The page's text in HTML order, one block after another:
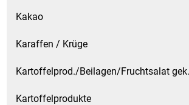
Kakao
Karaffen / Krüge
Kartoffelprod./Beilagen/Fruchtsalat gek.
Kartoffelprodukte